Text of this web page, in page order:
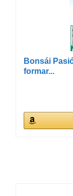
Bonsái
formar...